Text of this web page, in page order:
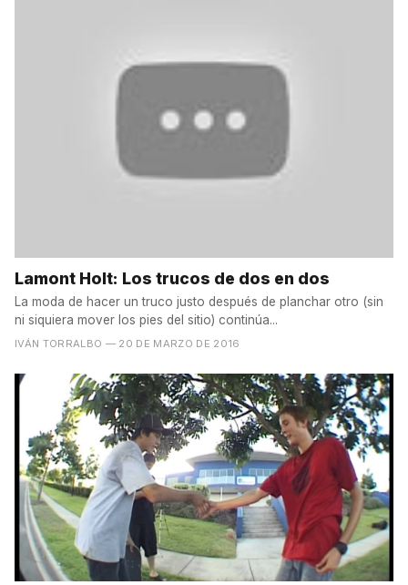
Lamont Holt: Los trucos de dos en dos
La moda de hacer un truco justo después de planchar otro (sin
ni siquiera mover los pies del sitio) continúa...
IVÁN TORRALBO — 20 DE MARZO DE 2016